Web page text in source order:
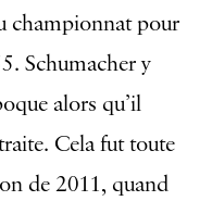
championnat pour
Schumacher y
alors qu’il
Cela fut toute
de 2011, quand